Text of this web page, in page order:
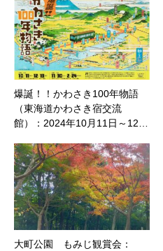
爆誕！！かわさき100年物語
（東海道かわさき宿交流
館）：2024年10月11日～12…
大町公園 もみじ観賞会：